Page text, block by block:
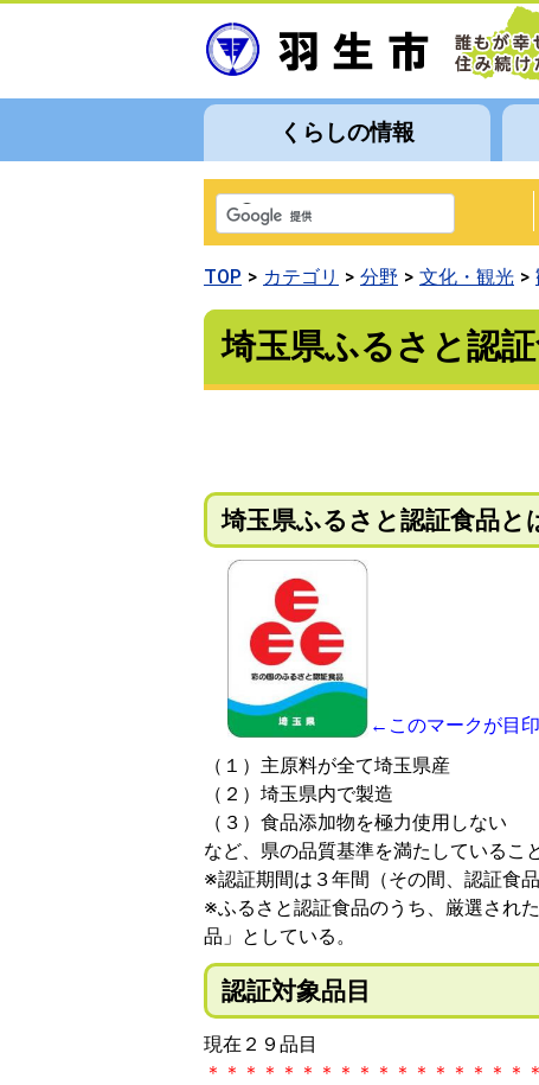
くらしの情報
TOP カテゴリ 分野 文化・観光
埼玉県ふるさと認
埼玉県ふるさと認証食品と
←このマークが目印
（１）主原料が全て埼玉県産
（２）埼玉県内で製造
（３）食品添加物を極力使用しない
など、県の品質基準を満たしているこ
※認証期間は３年間（その間、認証食
※ふるさと認証食品のうち、厳選され
品」としている。
認証対象品目
現在２９品目
＊＊＊＊＊＊＊＊＊＊＊＊＊＊＊＊＊